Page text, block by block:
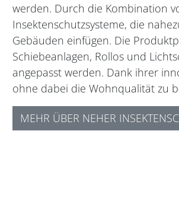
werden. Durch die Kombination
Insektenschutzsysteme, die
Gebäuden einfügen. Die
Schiebeanlagen, Rollos und
angepasst werden. Dank ihrer
ohne dabei die Wohnqualität zu
MEHR ÜBER NEHER